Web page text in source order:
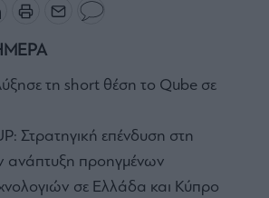
τη short θέση το Qube σε
Στρατηγική επένδυση στη
ανάπτυξη προηγμένων
σε Ελλάδα και Κύπρο